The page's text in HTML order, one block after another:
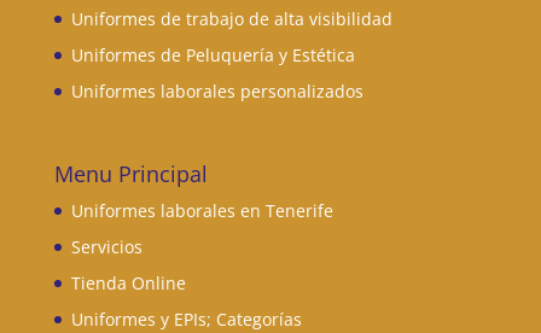
Uniformes de trabajo de alta visibilidad
Uniformes de Peluquería y Estética
Uniformes laborales personalizados
Menu Principal
Uniformes laborales en Tenerife
Servicios
Tienda Online
Uniformes y EPIs; Categorías